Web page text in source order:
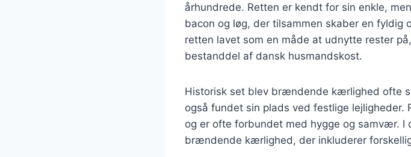
århundrede. Retten er kendt for sin enkle,
bacon og løg, der tilsammen skaber en
retten lavet som en måde at udnytte rester
bestanddel af dansk husmandskost.
Historisk set blev brændende kærlighed ofte
også fundet sin plads ved festlige
og er ofte forbundet med hygge og samvær. I
brændende kærlighed, der inkluderer